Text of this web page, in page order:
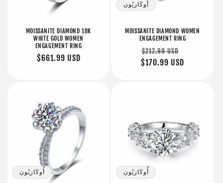
MOISSANITE DIAMOND 18K
WHITE GOLD WOMEN
ENGAGEMENT RING
سعر
$661.99 USD
أُوكَازيُون
MOISSANITE DIAMOND WOMEN
ENGAGEMENT RING
سعر
عادي
$212.99 USD
البيع$170.99 USD
أُوكَازيُون أُوكَازيُون